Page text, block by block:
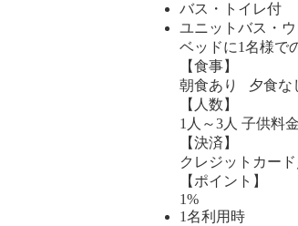
バス・トイレ付
ユニットバス・
ベッドに1名様で
【食事】
朝食あり 夕食な
【人数】
1人～3人 子供料
【決済】
クレジットカー
【ポイント】
1%
1名利用時